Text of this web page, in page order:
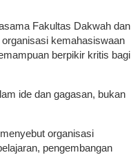
Fakultas Dakwah dan
kemahasiswaan
berpikir kritis bagi
ide dan gagasan, bukan
organisasi
pengembangan